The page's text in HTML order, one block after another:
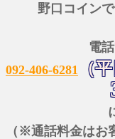
野口コイン
電
092-406-6281
（
（※通話料金はお